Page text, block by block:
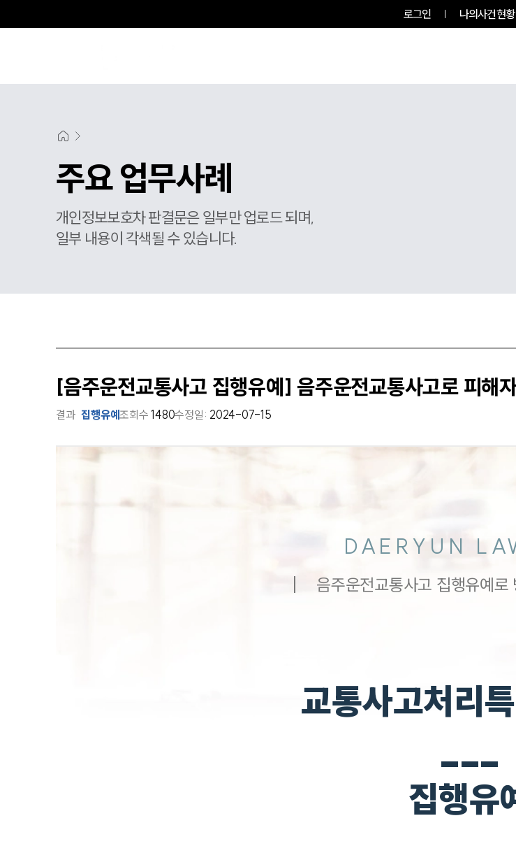
로그인 나의사건현황
주요 업무사례
개인정보보호차 판결문은 일부만 업로드 되며,
일부 내용이 각색될 수 있습니다.
[음주운전교통사고 집행유예] 음주운전교통사고로 피해
결과 집행유예조회수1480수정일: 2024-07-15
DAERYUN
음주운전교통사고 집행유예로
교통사고처리
___
집행유예